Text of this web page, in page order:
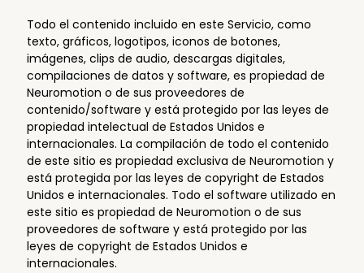
Todo el contenido incluido en este Servicio, como
texto, gráficos, logotipos, iconos de botones,
imágenes, clips de audio, descargas digitales,
compilaciones de datos y software, es propiedad de
Neuromotion o de sus proveedores de
contenido/software y está protegido por las leyes de
propiedad intelectual de Estados Unidos e
internacionales. La compilación de todo el contenido
de este sitio es propiedad exclusiva de Neuromotion y
está protegida por las leyes de copyright de Estados
Unidos e internacionales. Todo el software utilizado en
este sitio es propiedad de Neuromotion o de sus
proveedores de software y está protegido por las
leyes de copyright de Estados Unidos e
internacionales.